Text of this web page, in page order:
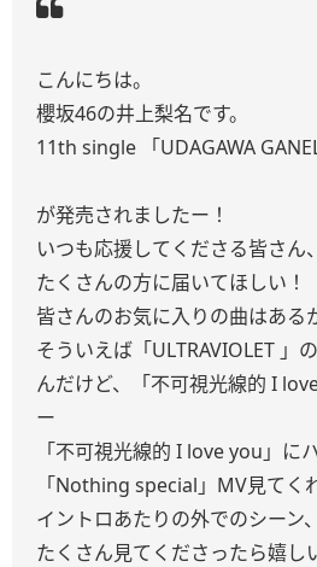
こんにちは。
櫻坂46の井上梨名です。
11th single 「UDAGAWA
が発売されましたー！
いつも応援してくださる皆さん
たくさんの方に届いてほしい！
皆さんのお気に入りの曲はある
そういえば「ULTRAVIOLET 」
んだけど、「不可視光線的 I
ー
「不可視光線的 I love you」に
「Nothing special」MV見てく
イントロあたりの外でのシーン
たくさん見てくださったら嬉し